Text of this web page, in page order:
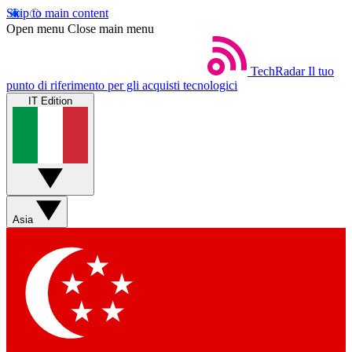
Skip to main content
Open menu Close main menu
TechRadar Il tuo
punto di riferimento per gli acquisti tecnologici
IT Edition
Asia